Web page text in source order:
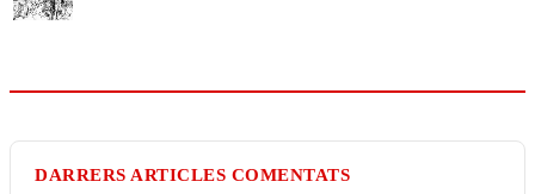
DARRERS ARTICLES COMENTATS